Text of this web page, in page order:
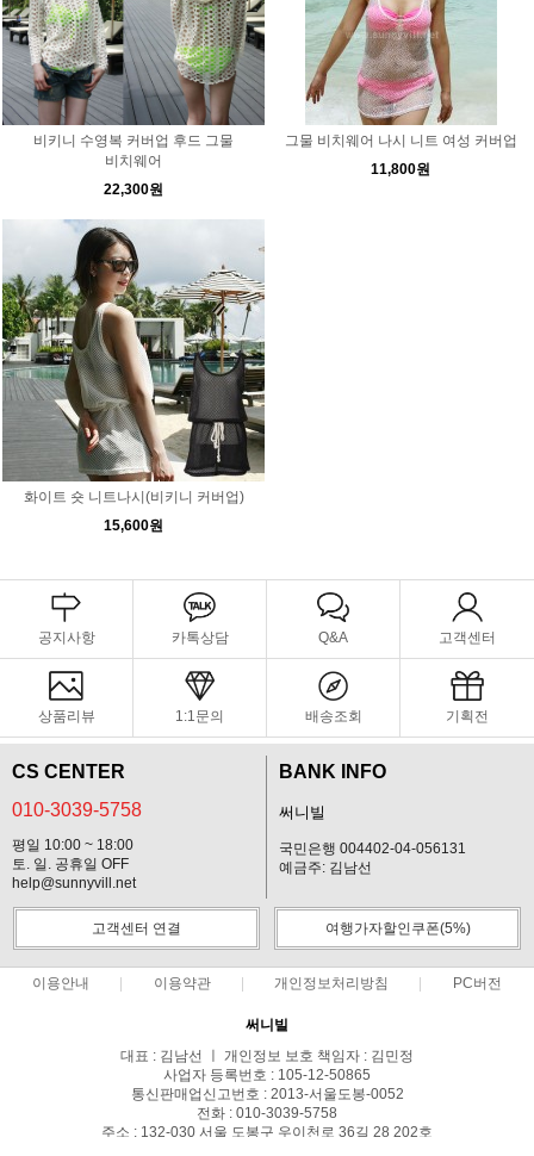
비키니 수영복 커버업 후드 그물
비치웨어
22,300원
그물 비치웨어 나시 니트 여성 커버업
11,800원
화이트 숏 니트나시(비키니 커버업)
15,600원
공지사항 카톡상담 Q&A 고객센터
상품리뷰 1:1문의 배송조회 기획전
CS CENTER
010-3039-5758
평일 10:00 ~ 18:00
토. 일. 공휴일 OFF
help@sunnyvill.net
BANK INFO
써니빌
국민은행 004402-04-056131
예금주: 김남선
고객센터 연결 여행가자할인쿠폰(5%)
이용안내 이용약관 개인정보처리방침 PC버전
써니빌
대표 : 김남선 ㅣ 개인정보 보호 책임자 : 김민정
사업자 등록번호 : 105-12-50865
통신판매업신고번호 : 2013-서울도봉-0052
전화 : 010-3039-5758
주소 : 132-030 서울 도봉구 우이천로 36길 28 202호